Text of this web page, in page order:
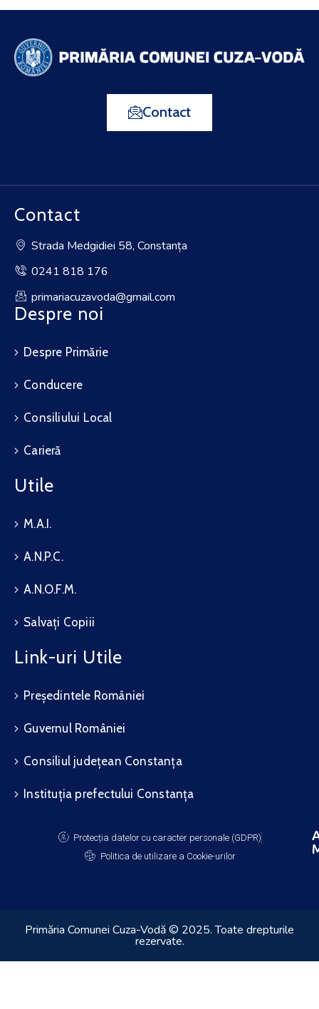
Contact
Contact
Strada Medgidiei 58, Constanța
0241 818 176
primariacuzavoda@gmail.com
Despre noi
Despre Primărie
Conducere
Consiliului Local
Carieră
Utile
M.A.I.
A.N.P.C.
A.N.O.F.M.
Salvați Copiii
Link-uri Utile
Președintele României
Guvernul României
Consiliul județean Constanța
Instituția prefectului Constanța
Protecția datelor cu caracter personale (GDPR)
Politica de utilizare a Cookie-urilor
Primăria Comunei Cuza-Vodă © 2025. Toate drepturile
rezervate.